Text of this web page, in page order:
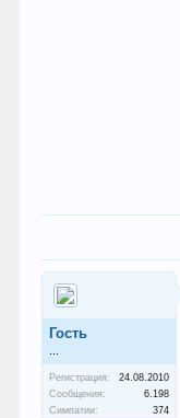
Гость
Регистрация:
24.08.2010
Сообщения:
6.198
Симпатии:
374